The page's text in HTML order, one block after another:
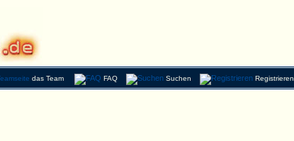
das Team FAQ Suchen Registrieren